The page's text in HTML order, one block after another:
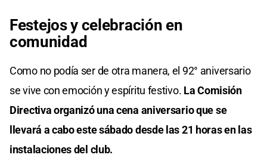
Festejos y celebración en
comunidad
Como no podía ser de otra manera, el 92° aniversario
se vive con emoción y espíritu festivo. La Comisión
Directiva organizó una cena aniversario que se
llevará a cabo este sábado desde las 21 horas en las
instalaciones del club.